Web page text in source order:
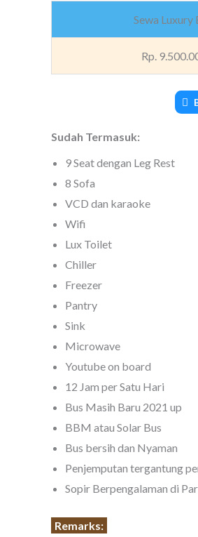
Sewa Luxury
Rp.
Sudah Termasuk:
9 Seat dengan Leg Rest
8 Sofa
VCD dan karaoke
Wifi
Lux Toilet
Chiller
Freezer
Pantry
Sink
Microwave
Youtube on board
12 Jam per Satu Hari
Bus Masih Baru 2021 up
BBM atau Solar Bus
Bus bersih dan Nyaman
Penjemputan tergantung
Sopir Berpengalaman di
Remarks: